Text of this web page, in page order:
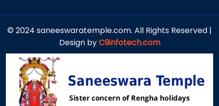
© 2024 saneeswaratemple.com. All Rights Reserved |
Design byC9infotech.com